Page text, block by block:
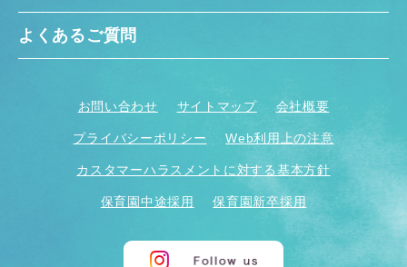
よくあるご質問
お問い合わせ サイトマップ 会社概要
プライバシーポリシー Web利用上の注意
カスタマーハラスメントに対する基本方針
保育園中途採用 保育園新卒採用